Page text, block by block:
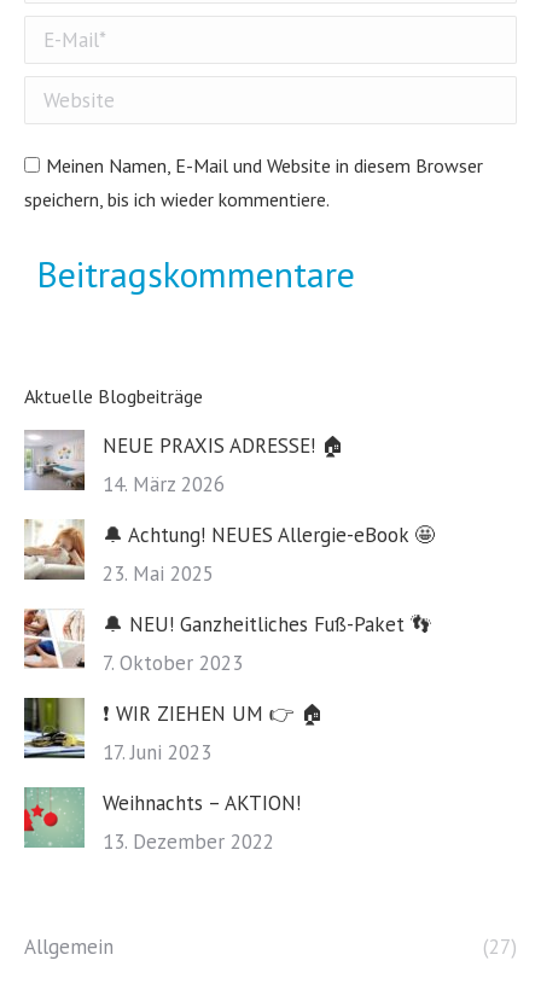
E-Mail *
Website
Meinen Namen, E-Mail und Website in diesem Browser
speichern, bis ich wieder kommentiere.
Beitragskommentare
Aktuelle Blogbeiträge
NEUE PRAXIS ADRESSE! 🏠
14. März 2026
🔔 Achtung! NEUES Allergie-eBook 🤩
23. Mai 2025
🔔 NEU! Ganzheitliches Fuß-Paket 👣
7. Oktober 2023
❗️ WIR ZIEHEN UM 👉 🏠
17. Juni 2023
Weihnachts – AKTION!
13. Dezember 2022
Allgemein (27)